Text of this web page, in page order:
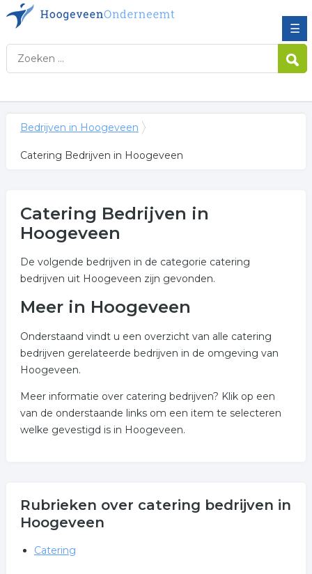
☰
Bedrijven in Hoogeveen
Catering Bedrijven in Hoogeveen
Catering Bedrijven in
Hoogeveen
De volgende bedrijven in de categorie catering
bedrijven uit Hoogeveen zijn gevonden.
Meer in Hoogeveen
Onderstaand vindt u een overzicht van alle catering
bedrijven gerelateerde bedrijven in de omgeving van
Hoogeveen.
Meer informatie over catering bedrijven? Klik op een
van de onderstaande links om een item te selecteren
welke gevestigd is in Hoogeveen.
Rubrieken over catering bedrijven in
Hoogeveen
Catering